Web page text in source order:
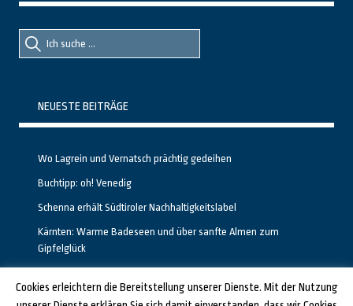
Suche
nach::
Suche
nach:
NEUESTE BEITRÄGE
Wo Lagrein und Vernatsch prächtig gedeihen
Buchtipp: oh! Venedig
Schenna erhält Südtiroler Nachhaltigkeitslabel
Kärnten: Warme Badeseen und über sanfte Almen zum
Gipfelglück
Cookies erleichtern die Bereitstellung unserer Dienste. Mit der Nutzung